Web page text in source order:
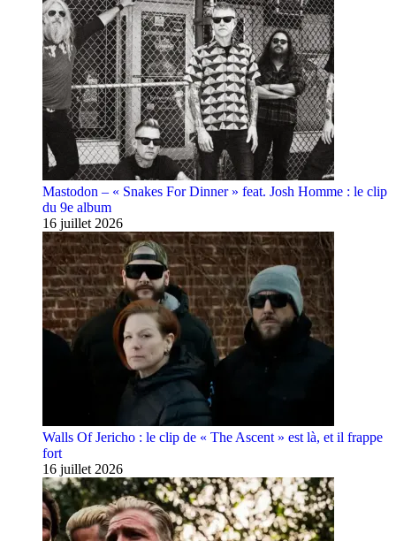
Mastodon – « Snakes For Dinner » feat. Josh Homme : le clip
du 9e album
16 juillet 2026
Walls Of Jericho : le clip de « The Ascent » est là, et il frappe
fort
16 juillet 2026